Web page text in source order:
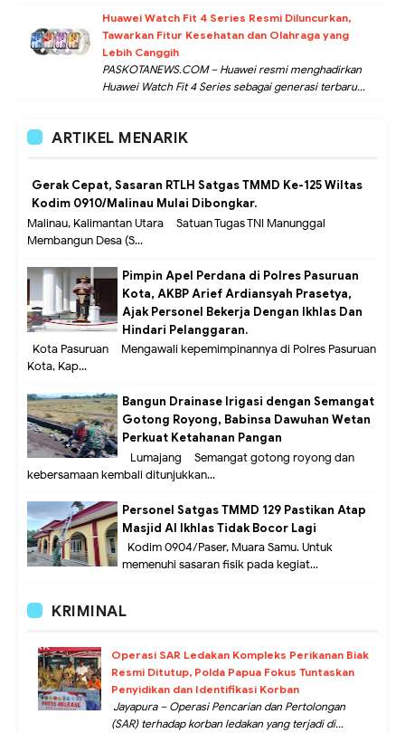
Huawei Watch Fit 4 Series Resmi Diluncurkan,
Tawarkan Fitur Kesehatan dan Olahraga yang
Lebih Canggih
PASKOTANEWS.COM – Huawei resmi menghadirkan
Huawei Watch Fit 4 Series sebagai generasi terbaru...
ARTIKEL MENARIK
Gerak Cepat, Sasaran RTLH Satgas TMMD Ke-125 Wiltas
Kodim 0910/Malinau Mulai Dibongkar.
Malinau, Kalimantan Utara – Satuan Tugas TNI Manunggal
Membangun Desa (S...
Pimpin Apel Perdana di Polres Pasuruan
Kota, AKBP Arief Ardiansyah Prasetya,
Ajak Personel Bekerja Dengan Ikhlas Dan
Hindari Pelanggaran.
Kota Pasuruan – Mengawali kepemimpinannya di Polres Pasuruan
Kota, Kap...
Bangun Drainase Irigasi dengan Semangat
Gotong Royong, Babinsa Dawuhan Wetan
Perkuat Ketahanan Pangan
Lumajang – Semangat gotong royong dan
kebersamaan kembali ditunjukkan...
Personel Satgas TMMD 129 Pastikan Atap
Masjid Al Ikhlas Tidak Bocor Lagi
Kodim 0904/Paser, Muara Samu. Untuk
memenuhi sasaran fisik pada kegiat...
KRIMINAL
Operasi SAR Ledakan Kompleks Perikanan Biak
Resmi Ditutup, Polda Papua Fokus Tuntaskan
Penyidikan dan Identifikasi Korban
Jayapura – Operasi Pencarian dan Pertolongan
(SAR) terhadap korban ledakan yang terjadi di...